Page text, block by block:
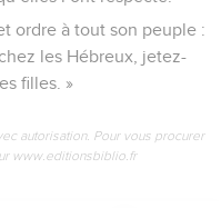
ordre à tout son peuple :
les Hébreux, jetez-
filles. »
autorisation. Pour vous procurer
www.editionsbiblio.fr